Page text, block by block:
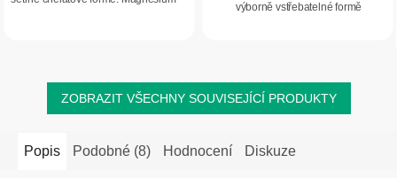
výborně vstřebatelné formě
ZOBRAZIT VŠECHNY SOUVISEJÍCÍ PRODUKTY
Popis Podobné (8) Hodnocení Diskuze